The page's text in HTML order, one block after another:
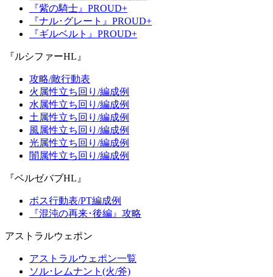
『紫の騎士』PROUD+
『ナル･グレート』PROUD+
『ギルベルト』PROUD+
『ルシファーHL』
攻略/敵行動表
火属性立ち回り/編成例
水属性立ち回り/編成例
土属性立ち回り/編成例
風属性立ち回り/編成例
光属性立ち回り/編成例
闇属性立ち回り/編成例
『ベルゼバブHL』
ボス行動表/PT編成例
『混沌の再来･後編』攻略
アストラルウェポン
アストラルウェポン一覧
ソル･レムナント(火/斧)